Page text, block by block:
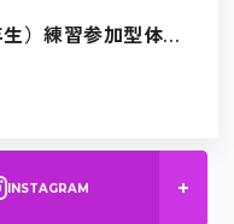
）練習参加型体験
INSTAGRAM